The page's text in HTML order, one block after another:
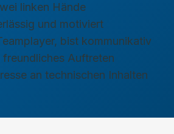
linken Hände
und motiviert
bist kommunikativ
freundliches Auftreten
an technischen Inhalten